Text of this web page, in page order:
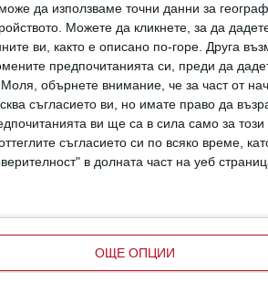
да използваме точни данни за
Можете да кликнете, за да
ви, както е описано по-горе. Друга
предпочитанията си, преди да
Моля, обърнете внимание, че за част от
съгласието ви, но имате право да
ви ще са в сила само за
съгласието си по всяко време,
в долната част на уеб
ОЩЕ ОПЦИИ